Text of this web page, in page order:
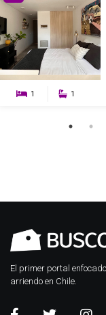
- Generador eléctrico
1 1
El primer portal
arriendo en Chile.